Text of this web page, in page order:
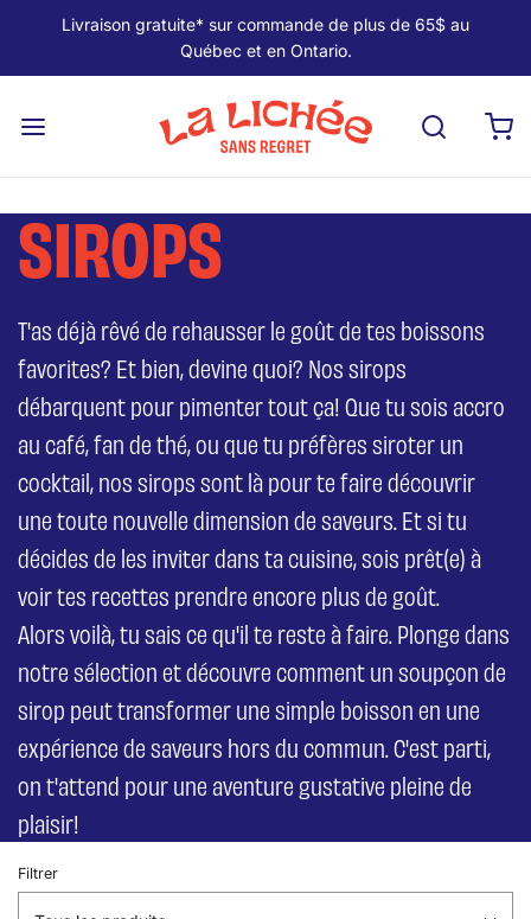
Livraison gratuite* sur commande de plus de 65$ au
Québec et en Ontario.
SIROPS
T'as déjà rêvé de rehausser le goût de tes boissons
favorites? Et bien, devine quoi? Nos sirops
débarquent pour pimenter tout ça! Que tu sois accro
au café, fan de thé, ou que tu préfères siroter un
cocktail, nos sirops sont là pour te faire découvrir
une toute nouvelle dimension de saveurs. Et si tu
décides de les inviter dans ta cuisine, sois prêt(e) à
voir tes recettes prendre encore plus de goût.
Alors voilà, tu sais ce qu'il te reste à faire. Plonge dans
notre sélection et découvre commentun soupçon de
sirop peut transformer une simple boisson en une
expérience de saveurs hors du commun. C'est parti,
on t'attend pour une aventure gustative pleine de
plaisir!
Filtrer